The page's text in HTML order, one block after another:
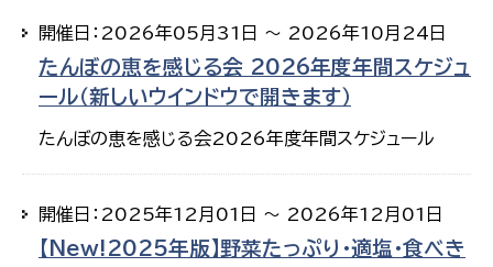
開催日：2026年05月31日 ～ 2026年10月24日
たんぼの恵を感じる会 2026年度年間スケジュ
ール（新しいウインドウで開きます）
たんぼの恵を感じる会2026年度年間スケジュール
開催日：2025年12月01日 ～ 2026年12月01日
【New!2025年版】野菜たっぷり・適塩・食べき